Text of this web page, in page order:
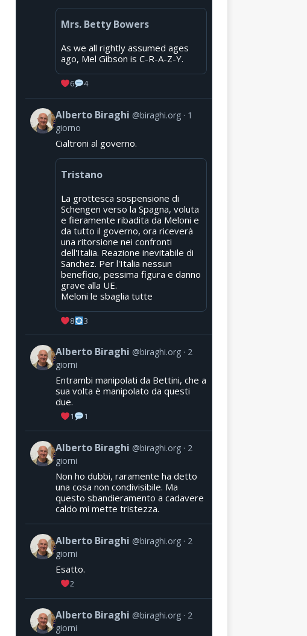
Mrs. Betty Bowers
As we all rightly assumed ages
ago, Mel Gibson is C-R-A-Z-Y.
6 4
Alberto Biraghi @biraghi.org
1
giorno
Cialtroni al governo.
Tristano
La grottesca sospensione di
Schengen verso la Spagna, voluta
e fieramente ribadita da Meloni e
da tutto il governo, ora riceverà
una ritorsione nei confronti
dell'Italia. Reazione inevitabile di
Sanchez. Per l'Italia nessun
beneficio, pessima figura e danno
grave alla UE.
Meloni le sbaglia tutte
8 3
Alberto Biraghi @biraghi.org
2
giorni
Entrambi manipolati da Bettini, che a
sua volta è manipolato da questi
due.
1 1
Alberto Biraghi @biraghi.org
2
giorni
Non ho dubbi, raramente ha detto
una cosa non condivisibile. Ma
questo sbandieramento a cadavere
caldo mi mette tristezza.
Alberto Biraghi @biraghi.org
2
giorni
Esatto.
2
Alberto Biraghi @biraghi.org
2
giorni